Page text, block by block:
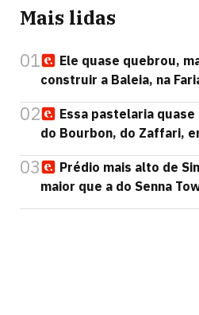
Mais lidas
01
Ele quase quebrou,
construir a Baleia, na
02
Essa pastelaria
do Bourbon, do Zaffari,
03
Prédio mais alto de
maior que a do Senna